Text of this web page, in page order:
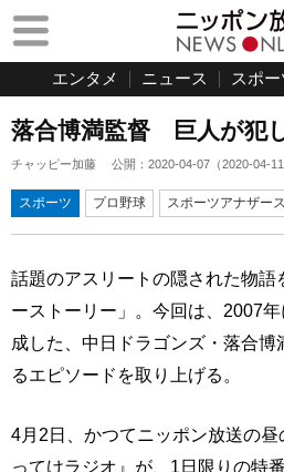
エンタメ ニュース スポー
落合博満監督 巨人が犯
チャッピー加藤 公開： 2020-04-07 （2020-04-11
スポーツ プロ野球 スポーツアナザー
話題のアスリートの隠された物語
ーストーリー」。今回は、2007
成した、中日ドラゴンズ・落合
るエピソードを取り上げる。
4月2日、かつてニッポン放送の
ってけラジオ』が、1日限りの特